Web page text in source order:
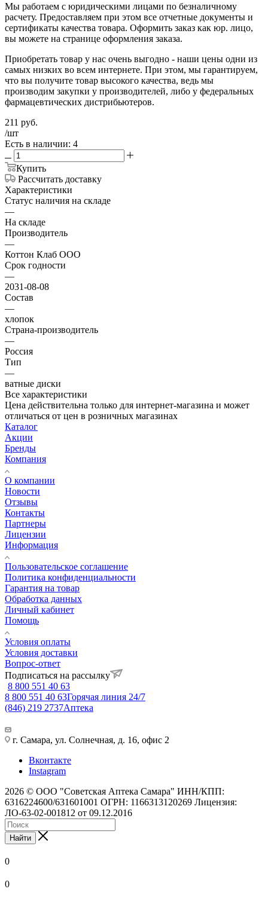
Мы работаем с юридическими лицами по безналичному
расчету. Предоставляем при этом все отчетные документы и
сертификаты качества товара. Оформить заказ как юр. лицо,
вы можете на странице оформления заказа.
Приобретать товар у нас очень выгодно - наши цены одни из
самых низких во всем интернете. При этом, мы гарантируем,
что вы получите товар высокого качества, ведь мы
производим закупки у производителей, либо у федеральных
фармацевтических дистрибьютеров.
211 руб.
/шт
Есть в наличии: 4
Купить
Рассчитать доставку
Характеристики
Статус наличия на складе
—
На складе
Производитель
—
Коттон Клаб ООО
Срок годности
—
2031-08-08
Состав
—
хлопок
Страна-производитель
—
Россия
Тип
—
ватные диски
Все характеристики
Цена действительна только для интернет-магазина и может
отличаться от цен в розничных магазинах
Каталог
Акции
Бренды
Компания
О компании
Новости
Отзывы
Контакты
Партнеры
Лицензии
Информация
Пользовательское соглашение
Политика конфиденциальности
Гарантия на товар
Обработка данных
Личный кабинет
Помощь
Условия оплаты
Условия доставки
Вопрос-ответ
Подписаться на рассылку
8 800 551 40 63
8 800 551 40 63Горячая линия 24/7
(846) 219 2737Аптека
г. Самара, ул. Солнечная, д. 16, офис 2
Вконтакте
Instagram
2026 © ООО "Советская Аптека Самара" ИНН/КПП:
6316224600/631601001 ОГРН: 1166313120269 Лицензия:
ЛО-63-02-001812 от 09.12.2016
Найти
0
0